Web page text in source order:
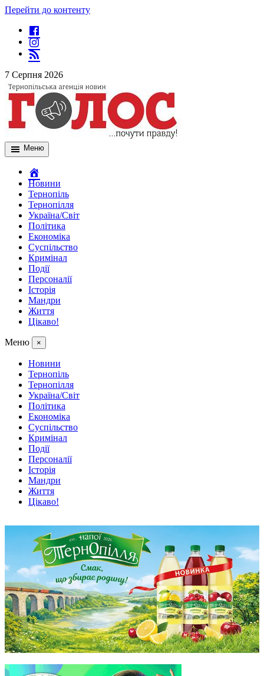
Перейти до контенту
7 Серпня 2026
Меню
Новини
Тернопіль
Тернопілля
Україна/Світ
Політика
Економіка
Суспільство
Кримінал
Події
Персоналії
Історія
Мандри
Життя
Цікаво!
Меню ×
Новини
Тернопіль
Тернопілля
Україна/Світ
Політика
Економіка
Суспільство
Кримінал
Події
Персоналії
Історія
Мандри
Життя
Цікаво!